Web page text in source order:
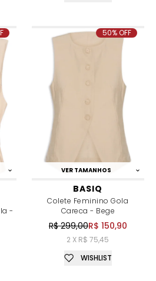
-
VER TAMANHOS
BASIQ
Colete Feminino Gola
Careca - Bege
R$ 299,00R$ 150,90
2 X R$ 75,45
50% OFF
WISHLIST